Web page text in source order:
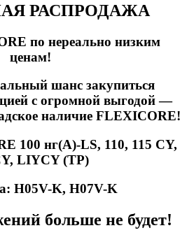
РАСПРОДАЖА
по нереально низким
ценам!
шанс закупиться
с огромной выгодой —
наличие FLEXICORE!
100 нг(А)-LS, 110, 115 CY,
LIYCY (TP)
H05V-K, H07V-K
больше не будет!